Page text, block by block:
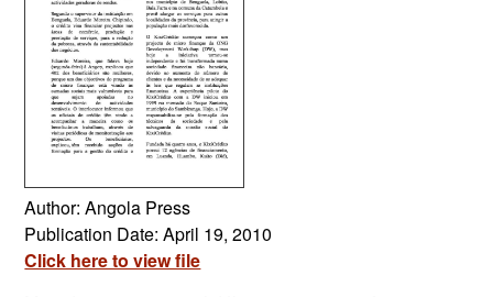
Author: Angola Press
Publication Date: April 19, 2010
Click here to view file